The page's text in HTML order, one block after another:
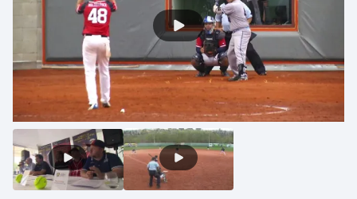
Olympijské hry
Parasport
Plavání
Plážový volejbal
Ragby